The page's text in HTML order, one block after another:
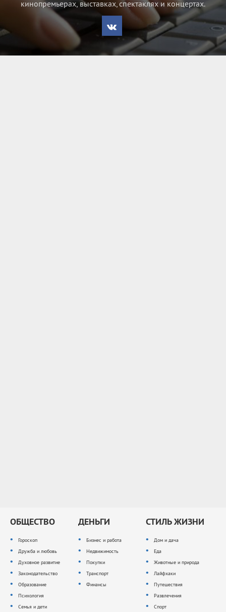
кинопремьерах, выставках, спектаклях и концертах.
ОБЩЕСТВО
Гороскоп
Дружба и любовь
Духовное развитие
Законодательство
Образование
Психология
Семья и дети
ДЕНЬГИ
Бизнес и работа
Недвижимость
Покупки
Транспорт
Финансы
СТИЛЬ ЖИЗНИ
Дом и дача
Еда
Животные и природа
Лайфхаки
Путешествия
Развлечения
Спорт